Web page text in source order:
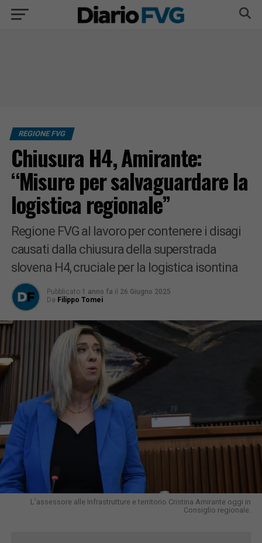
REGIONE FVG
Chiusura H4, Amirante:
“Misure per salvaguardare la
logistica regionale”
Regione FVG al lavoro per contenere i disagi
causati dalla chiusura della superstrada
slovena H4, cruciale per la logistica isontina
Pubblicato 1 anno fa il 26 Giugno 2025
Da Filippo Tomei
L’assessore alle Infrastrutture e territorio Cristina Amirante oggi in
Consiglio regionale.